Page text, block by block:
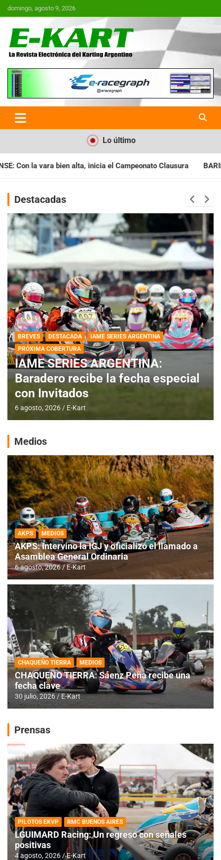
Saltar
al
domingo, agosto 9, 2026
E-Kart.com.ar | La Revista
Electrónica del Karting en
Argentina
Lo último
Campeonato Clausura BARILOCHENSE: Preparan una
Destacadas
BREVES DESTACADA
IAME SERIES ARGENTINA
PRÓXIMA COBERTURA
IAME SERIES ARGENTINA:
Baradero recibe la fecha especial
con Invitados
6 agosto, 2026 E-Kart
Medios
AKPS MEDIOS
AKPS: Intervino la IGJ y oficializó el llamado a
Asamblea General Ordinaria
6 agosto, 2026 E-Kart
CHAQUEÑO TIERRA MEDIOS
CHAQUEÑO TIERRA: Sáenz Peña recibe una
fecha clave
30 julio, 2026 E-Kart
Prensas
PILOTOS EKVP RMC BUENOS AIRES
LGUIMARD Racing: Un regreso con señales
positivas
4 agosto, 2026 E-Kart